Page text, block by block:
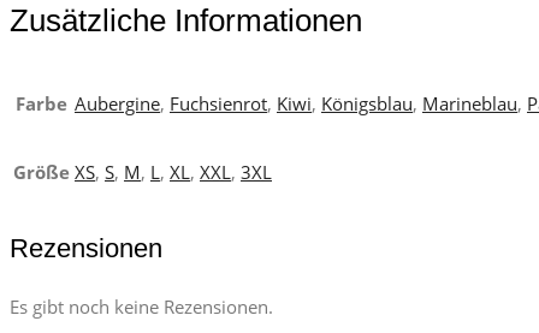
Zusätzliche Informationen
Farbe Aubergine, Fuchsienrot, Kiwi, Königsblau, Marineblau,
Größe XS, S, M, L, XL, XXL, 3XL
Rezensionen
Es gibt noch keine Rezensionen.